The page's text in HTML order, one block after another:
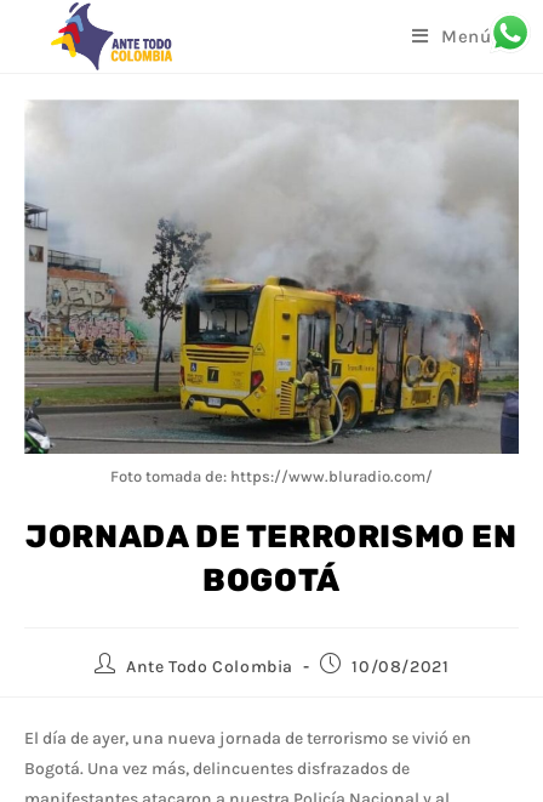
Menú
Foto tomada de: https://www.bluradio.com/
JORNADA DE TERRORISMO EN
BOGOTÁ
Ante Todo Colombia 10/08/2021
El día de ayer, una nueva jornada de terrorismo se vivió en
Bogotá. Una vez más, delincuentes disfrazados de